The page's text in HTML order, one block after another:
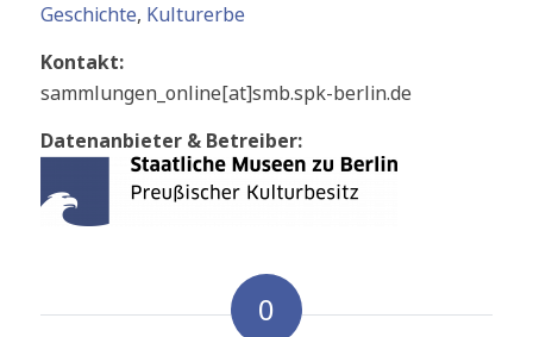
Geschichte, Kulturerbe
Kontakt:
sammlungen_online[at]smb.spk-berlin.de
Datenanbieter & Betreiber:
0